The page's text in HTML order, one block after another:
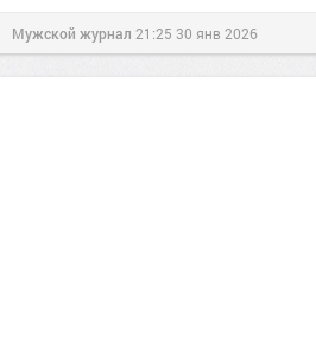
Мужской журнал 21:25 30 янв 2026